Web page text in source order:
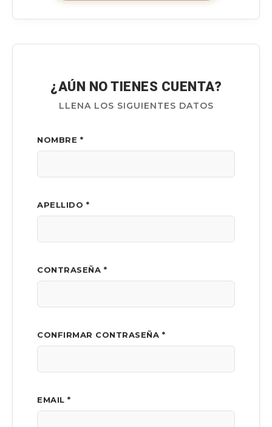
¿AÚN NO TIENES CUENTA?
LLENA LOS SIGUIENTES DATOS
NOMBRE *
APELLIDO *
CONTRASEÑA *
CONFIRMAR CONTRASEÑA *
EMAIL *